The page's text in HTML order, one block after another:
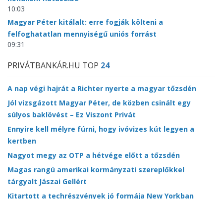
10:03
Magyar Péter kitálalt: erre fogják költeni a
felfoghatatlan mennyiségű uniós forrást
09:31
PRIVÁTBANKÁR.HU TOP 24
A nap végi hajrát a Richter nyerte a magyar tőzsdén
Jól vizsgázott Magyar Péter, de közben csinált egy
súlyos baklövést – Ez Viszont Privát
Ennyire kell mélyre fúrni, hogy ivóvizes kút legyen a
kertben
Nagyot megy az OTP a hétvége előtt a tőzsdén
Magas rangú amerikai kormányzati szereplőkkel
tárgyalt Jászai Gellért
Kitartott a techrészvények jó formája New Yorkban